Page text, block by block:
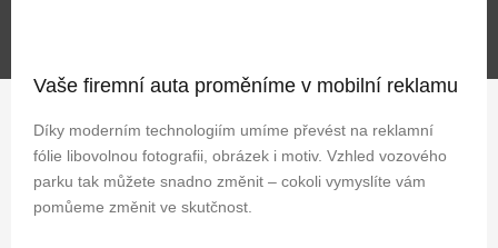
Vaše firemní auta proměníme v mobilní reklamu
Díky moderním technologiím umíme převést na reklamní
fólie libovolnou fotografii, obrázek i motiv. Vzhled vozového
parku tak můžete snadno změnit – cokoli vymyslíte vám
pomůeme změnit ve skutčnost.